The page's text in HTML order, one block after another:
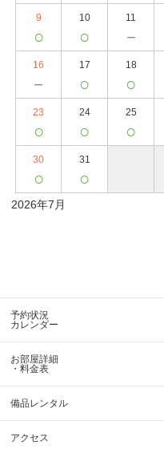
9
○
10
○
11
－
16
－
17
○
18
○
23
○
24
○
25
○
30
○
31
○
2026年7月
予約状況
カレンダー
お部屋詳細
・料金表
備品レンタル
アクセス